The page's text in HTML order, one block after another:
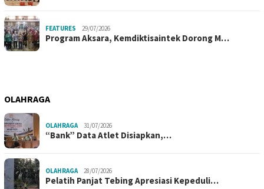
FEATURES 29/07/2026
Program Aksara, Kemdiktisaintek Dorong M…
OLAHRAGA
OLAHRAGA 31/07/2026
“Bank” Data Atlet Disiapkan,…
OLAHRAGA 28/07/2026
Pelatih Panjat Tebing Apresiasi Kepeduli…